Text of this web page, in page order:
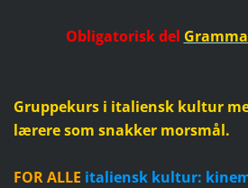
Obligatorisk del
Gruppekurs i italiensk kultur
lærere som snakker morsmål.
FOR ALLE italiensk kultur: